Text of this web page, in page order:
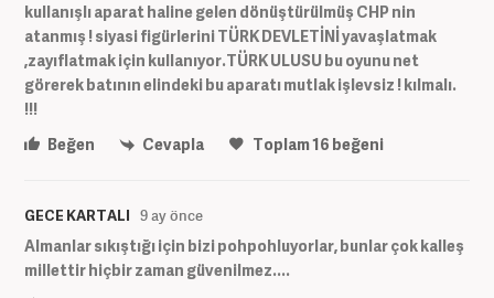
kullanışlı aparat haline gelen dönüştürülmüş CHP nin
atanmış ! siyasi figürlerini TÜRK DEVLETİNİ yavaşlatmak
,zayıflatmak için kullanıyor.TÜRK ULUSU bu oyunu net
görerek batının elindeki bu aparatı mutlak işlevsiz ! kılmalı.
!!!
Beğen
Cevapla Toplam16 beğeni
GECE KARTALI 9 ay önce
Almanlar sıkıştığı için bizi pohpohluyorlar, bunlar çok kalleş
millettir hiçbir zaman güvenilmez....